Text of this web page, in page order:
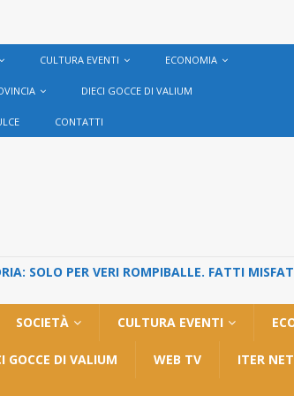
CULTURA EVENTI ECONOMIA
DIECI GOCCE DI VALIUM
CONTATTI
SOLO PER VERI ROMPIBALLE. FATTI
SOCIETÀ CULTURA EVENTI
GOCCE DI VALIUM WEB TV ITER